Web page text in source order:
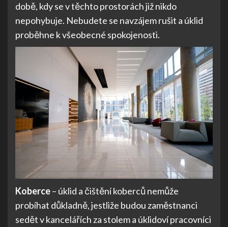
době, kdy se v těchto prostorách již nikdo
nepohybuje. Nebudete se navzájem rušit a úklid
proběhne k všeobecné spokojenosti.
Koberce– úklid a čištění koberců nemůže
probíhat důkladně, jestliže budou zaměstnanci
sedět v kancelářích za stolem a úklidoví pracovníci